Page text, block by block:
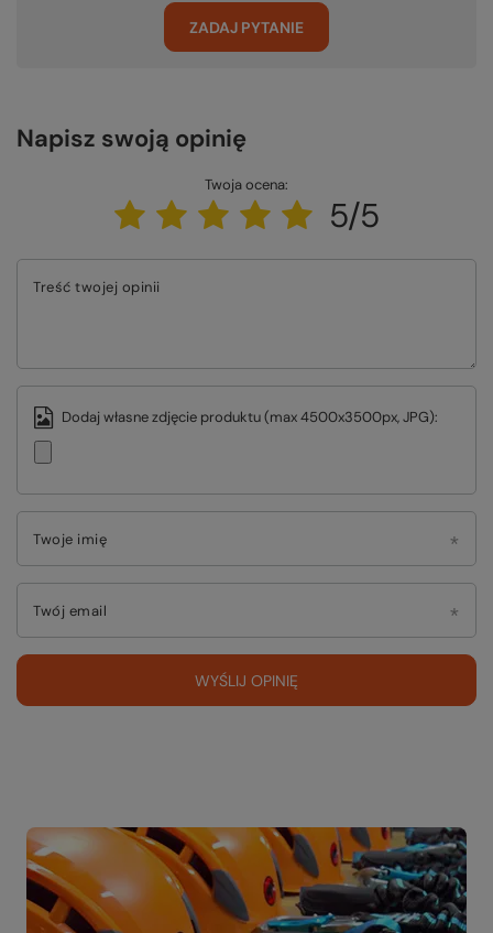
ZADAJ PYTANIE
Napisz swoją opinię
Twoja ocena:
5/5
Treść twojej opinii
Dodaj własne zdjęcie produktu (max 4500x3500px, JPG):
Twoje imię
Twój email
WYŚLIJ OPINIĘ